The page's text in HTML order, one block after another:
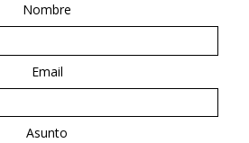
Nombre
Email
Asunto